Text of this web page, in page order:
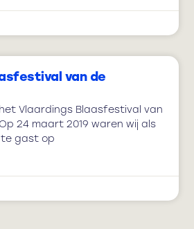
van de
Vlaardings Blaasfestival van
24 maart 2019 waren wij als
te gast op